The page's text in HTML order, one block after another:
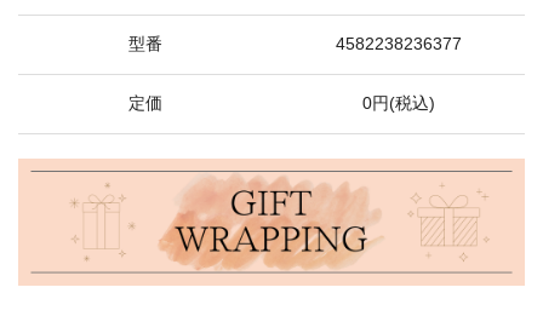
型番 4582238236377
定価 0円(税込)